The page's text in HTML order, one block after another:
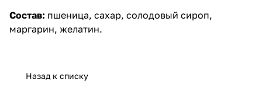
Состав: пшеница, сахар, солодовый сироп,
маргарин, желатин.
Назад к списку